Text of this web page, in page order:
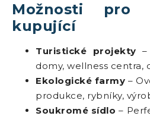
Možnosti pro
kupující
Turistické projekty –
domy, wellness centra,
Ekologické farmy –
produkce, rybníky,
Soukromé sídlo –